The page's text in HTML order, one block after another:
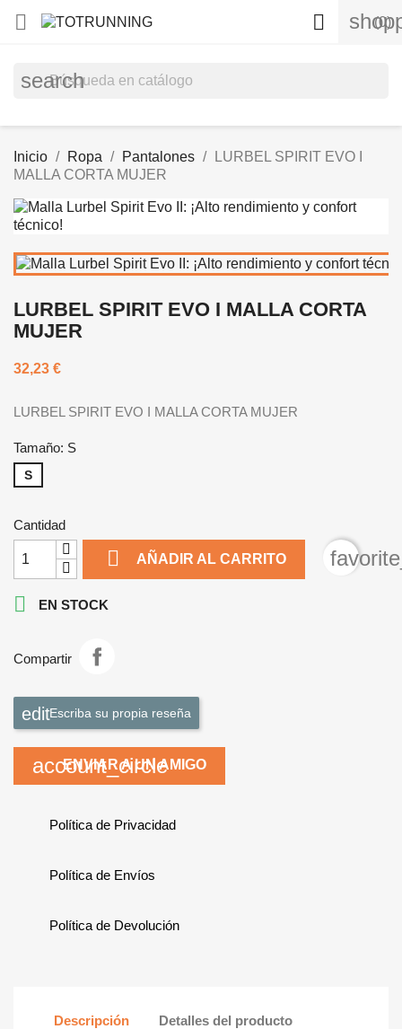
 (0)

search
Inicio Ropa Pantalones
LURBEL SPIRIT EVO I
MALLA CORTA MUJER
LURBEL SPIRIT EVO I MALLA CORTA
MUJER
32,23 €
LURBEL SPIRIT EVO I MALLA CORTA MUJER
Tamaño: S
S
Cantidad
 AÑADIR AL CARRITO

EN STOCK
Compartir
Escriba su propia reseña
account_circle
ENVIAR A UN AMIGO
Política de Privacidad
Política de Envíos
Política de Devolución
Descripción Detalles del producto